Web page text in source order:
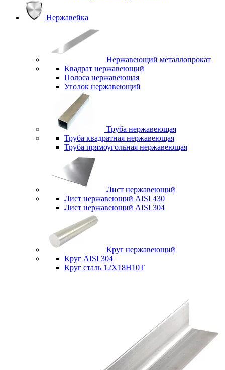
Нержавейка
Нержавеющий металлопрокат
Квадрат нержавеющий
Полоса нержавеющая
Уголок нержавеющий
Труба нержавеющая
Труба квадратная нержавеющая
Труба прямоугольная нержавеющая
Лист нержавеющий
Лист нержавеющий AISI 430
Лист нержавеющий AISI 304
Круг нержавеющий
Круг AISI 304
Круг сталь 12Х18Н10Т